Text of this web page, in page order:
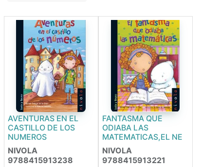
AVENTURAS EN EL
CASTILLO DE LOS
NUMEROS
NIVOLA
9788415913238
FANTASMA QUE
ODIABA LAS
MATEMATICAS,EL NE
NIVOLA
9788415913221